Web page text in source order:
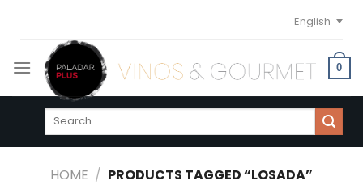
content
English
0
Search
HOME / PRODUCTS TAGGED “LOSADA”